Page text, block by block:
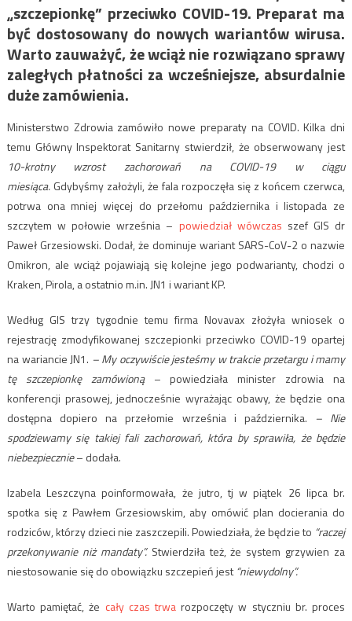
„szczepionkę” przeciwko COVID-19. Preparat ma
być dostosowany do nowych wariantów wirusa.
Warto zauważyć, że wciąż nie rozwiązano sprawy
zaległych płatności za wcześniejsze, absurdalnie
duże zamówienia.
Ministerstwo Zdrowia zamówiło nowe preparaty na COVID. Kilka dni
temu Główny Inspektorat Sanitarny stwierdził, że obserwowany jest
10-krotny wzrost zachorowań na COVID-19 w ciągu
miesiąca.Gdybyśmy założyli, że fala rozpoczęła się z końcem czerwca,
potrwa ona mniej więcej do przełomu października i listopada ze
szczytem w połowie września – powiedział wówczas szef GIS dr
Paweł Grzesiowski. Dodał, że dominuje wariant SARS-CoV-2 o nazwie
Omikron, ale wciąż pojawiają się kolejne jego podwarianty, chodzi o
Kraken, Pirola, a ostatnio m.in. JN1 i wariant KP.
Według GIS trzy tygodnie temu firma Novavax złożyła wniosek o
rejestrację zmodyfikowanej szczepionki przeciwko COVID-19 opartej
na wariancie JN1. – My oczywiście jesteśmy w trakcie przetargu i mamy
tę szczepionkę zamówioną– powiedziała minister zdrowia na
konferencji prasowej, jednocześnie wyrażając obawy, że będzie ona
dostępna dopiero na przełomie września i października. – Nie
spodziewamy się takiej fali zachorowań, która by sprawiła, że będzie
niebezpiecznie– dodała.
Izabela Leszczyna poinformowała, że jutro, tj w piątek 26 lipca br.
spotka się z Pawłem Grzesiowskim, aby omówić plan docierania do
rodziców, którzy dzieci nie zaszczepili. Powiedziała, że będzie to “raczej
przekonywanie niż mandaty”. Stwierdziła też, że system grzywien za
niestosowanie się do obowiązku szczepień jest“niewydolny”.
Warto pamiętać, że cały czas trwa rozpoczęty w styczniu br. proces